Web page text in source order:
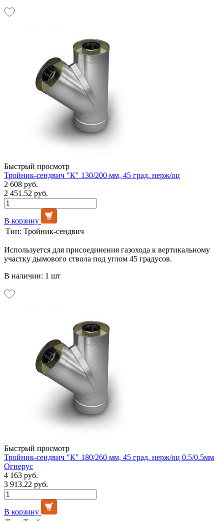
Быстрый просмотр
Тройник-сендвич "К" 130/200 мм, 45 град. нерж/оц
2 608 руб.
2 451.52 руб.
В корзину
Тип: Тройник-сендвич
Используется для присоединения газохода к вертикальному
участку дымового ствола под углом 45 градусов.
В наличии: 1 шт
Быстрый просмотр
Тройник-сендвич "К" 180/260 мм, 45 град. нерж/оц 0.5/0.5мм
Огнерус
4 163 руб.
3 913.22 руб.
В корзину